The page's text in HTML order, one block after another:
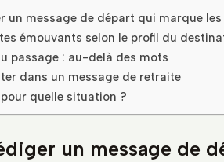
un message de départ qui marque
émouvants selon le profil du
passage : au-delà des mots
dans un message de retraite
quelle situation ?
un message de